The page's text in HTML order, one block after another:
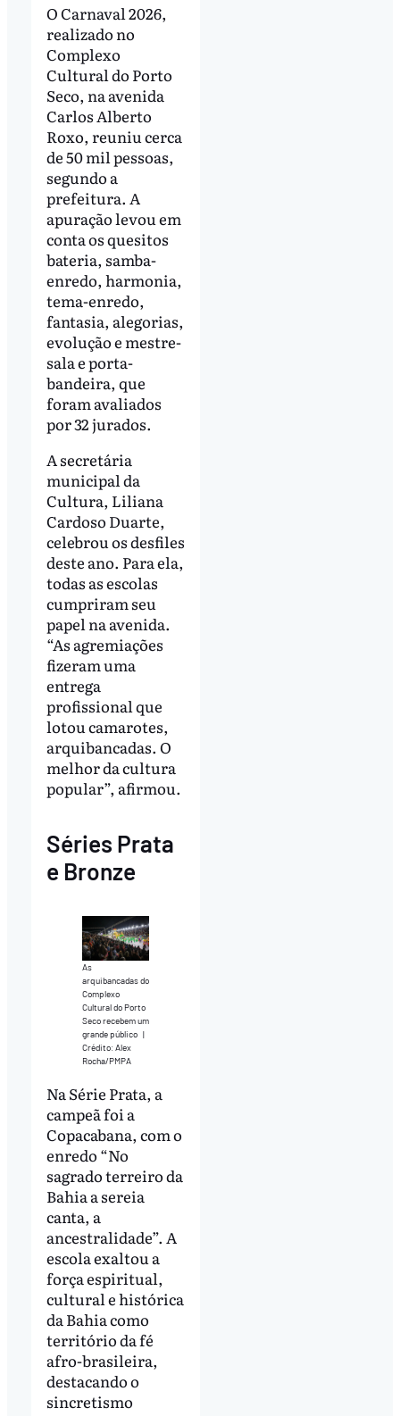
O Carnaval 2026,
realizado no
Complexo
Cultural do Porto
Seco, na avenida
Carlos Alberto
Roxo, reuniu cerca
de 50 mil pessoas,
segundo a
prefeitura. A
apuração levou em
conta os quesitos
bateria, samba-
enredo, harmonia,
tema-enredo,
fantasia, alegorias,
evolução e mestre-
sala e porta-
bandeira, que
foram avaliados
por 32 jurados.
A secretária
municipal da
Cultura, Liliana
Cardoso Duarte,
celebrou os desfiles
deste ano. Para ela,
todas as escolas
cumpriram seu
papel na avenida.
“As agremiações
fizeram uma
entrega
profissional que
lotou camarotes,
arquibancadas. O
melhor da cultura
popular”, afirmou.
Séries Prata
e Bronze
As
arquibancadas do
Complexo
Cultural do Porto
Seco recebem um
grande público |
Crédito: Alex
Rocha/PMPA
Na Série Prata, a
campeã foi a
Copacabana, com o
enredo “No
sagrado terreiro da
Bahia a sereia
canta, a
ancestralidade”. A
escola exaltou a
força espiritual,
cultural e histórica
da Bahia como
território da fé
afro-brasileira,
destacando o
sincretismo